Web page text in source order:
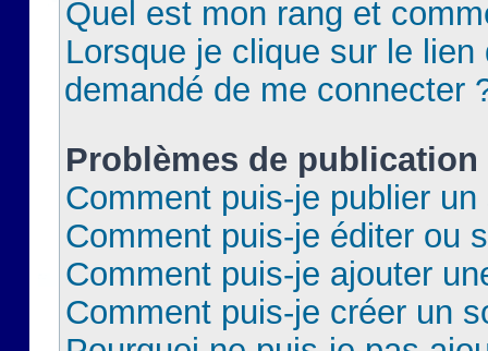
Quel est mon rang et
Lorsque je clique sur le lien
demandé de me connecter
Problèmes de publication
Comment puis-je publier
Comment puis-je éditer ou
Comment puis-je ajouter
Comment puis-je créer un